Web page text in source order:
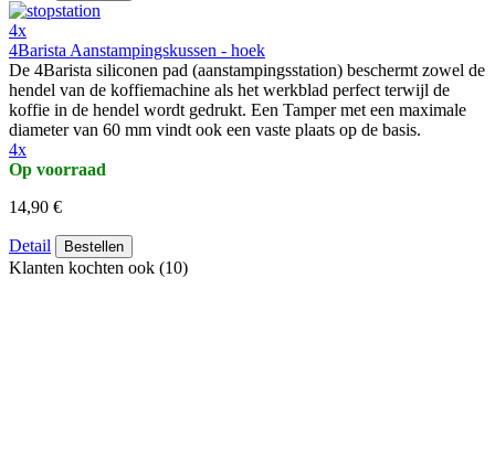
4x
4Barista Aanstampingskussen - hoek
De 4Barista siliconen pad (aanstampingsstation) beschermt zowel de
hendel van de koffiemachine als het werkblad perfect terwijl de
koffie in de hendel wordt gedrukt. Een Tamper met een maximale
diameter van 60 mm vindt ook een vaste plaats op de basis.
4x
Op voorraad
14,90 €
Detail Bestellen
Klanten kochten ook (10)